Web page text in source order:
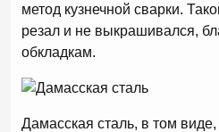
метод кузнечной сварки.
резал и не выкрашивался,
обкладкам.
Дамасская сталь, в том